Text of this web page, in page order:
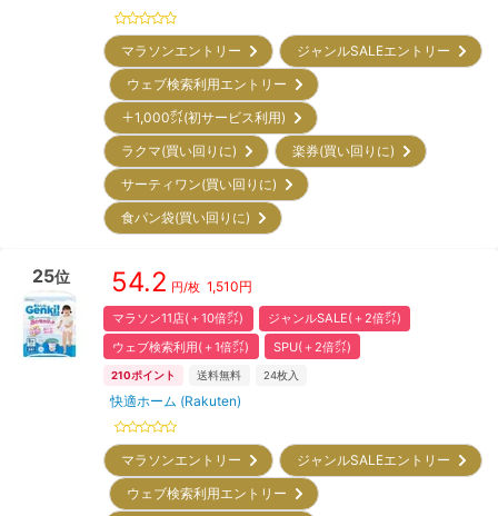
マラソンエントリー
ジャンルSALEエントリー
ウェブ検索利用エントリー
＋1,000㌽(初サービス利用)
ラクマ(買い回りに)
楽券(買い回りに)
サーティワン(買い回りに)
食パン袋(買い回りに)
25位 54.2 円/枚 1,510円
マラソン11店(＋10倍㌽)
ジャンルSALE(＋2倍㌽)
ウェブ検索利用(＋1倍㌽)
SPU(＋2倍㌽)
210ポイント 送料無料 24枚入
快適ホーム (Rakuten)
マラソンエントリー
ジャンルSALEエントリー
ウェブ検索利用エントリー